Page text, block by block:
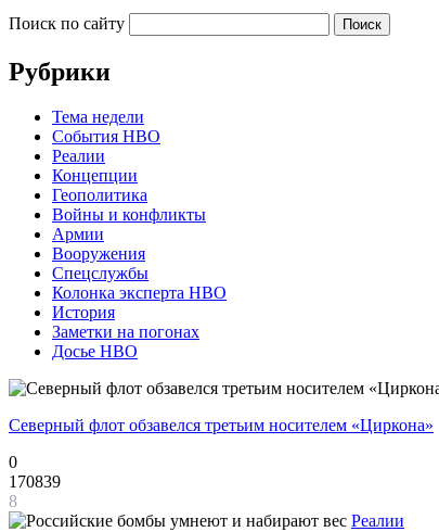
Поиск по сайту
Рубрики
Тема недели
События НВО
Реалии
Концепции
Геополитика
Войны и конфликты
Армии
Вооружения
Спецслужбы
Колонка эксперта НВО
История
Заметки на погонах
Досье НВО
Северный флот обзавелся третьим носителем «Циркона»
0
170839
8
Реалии